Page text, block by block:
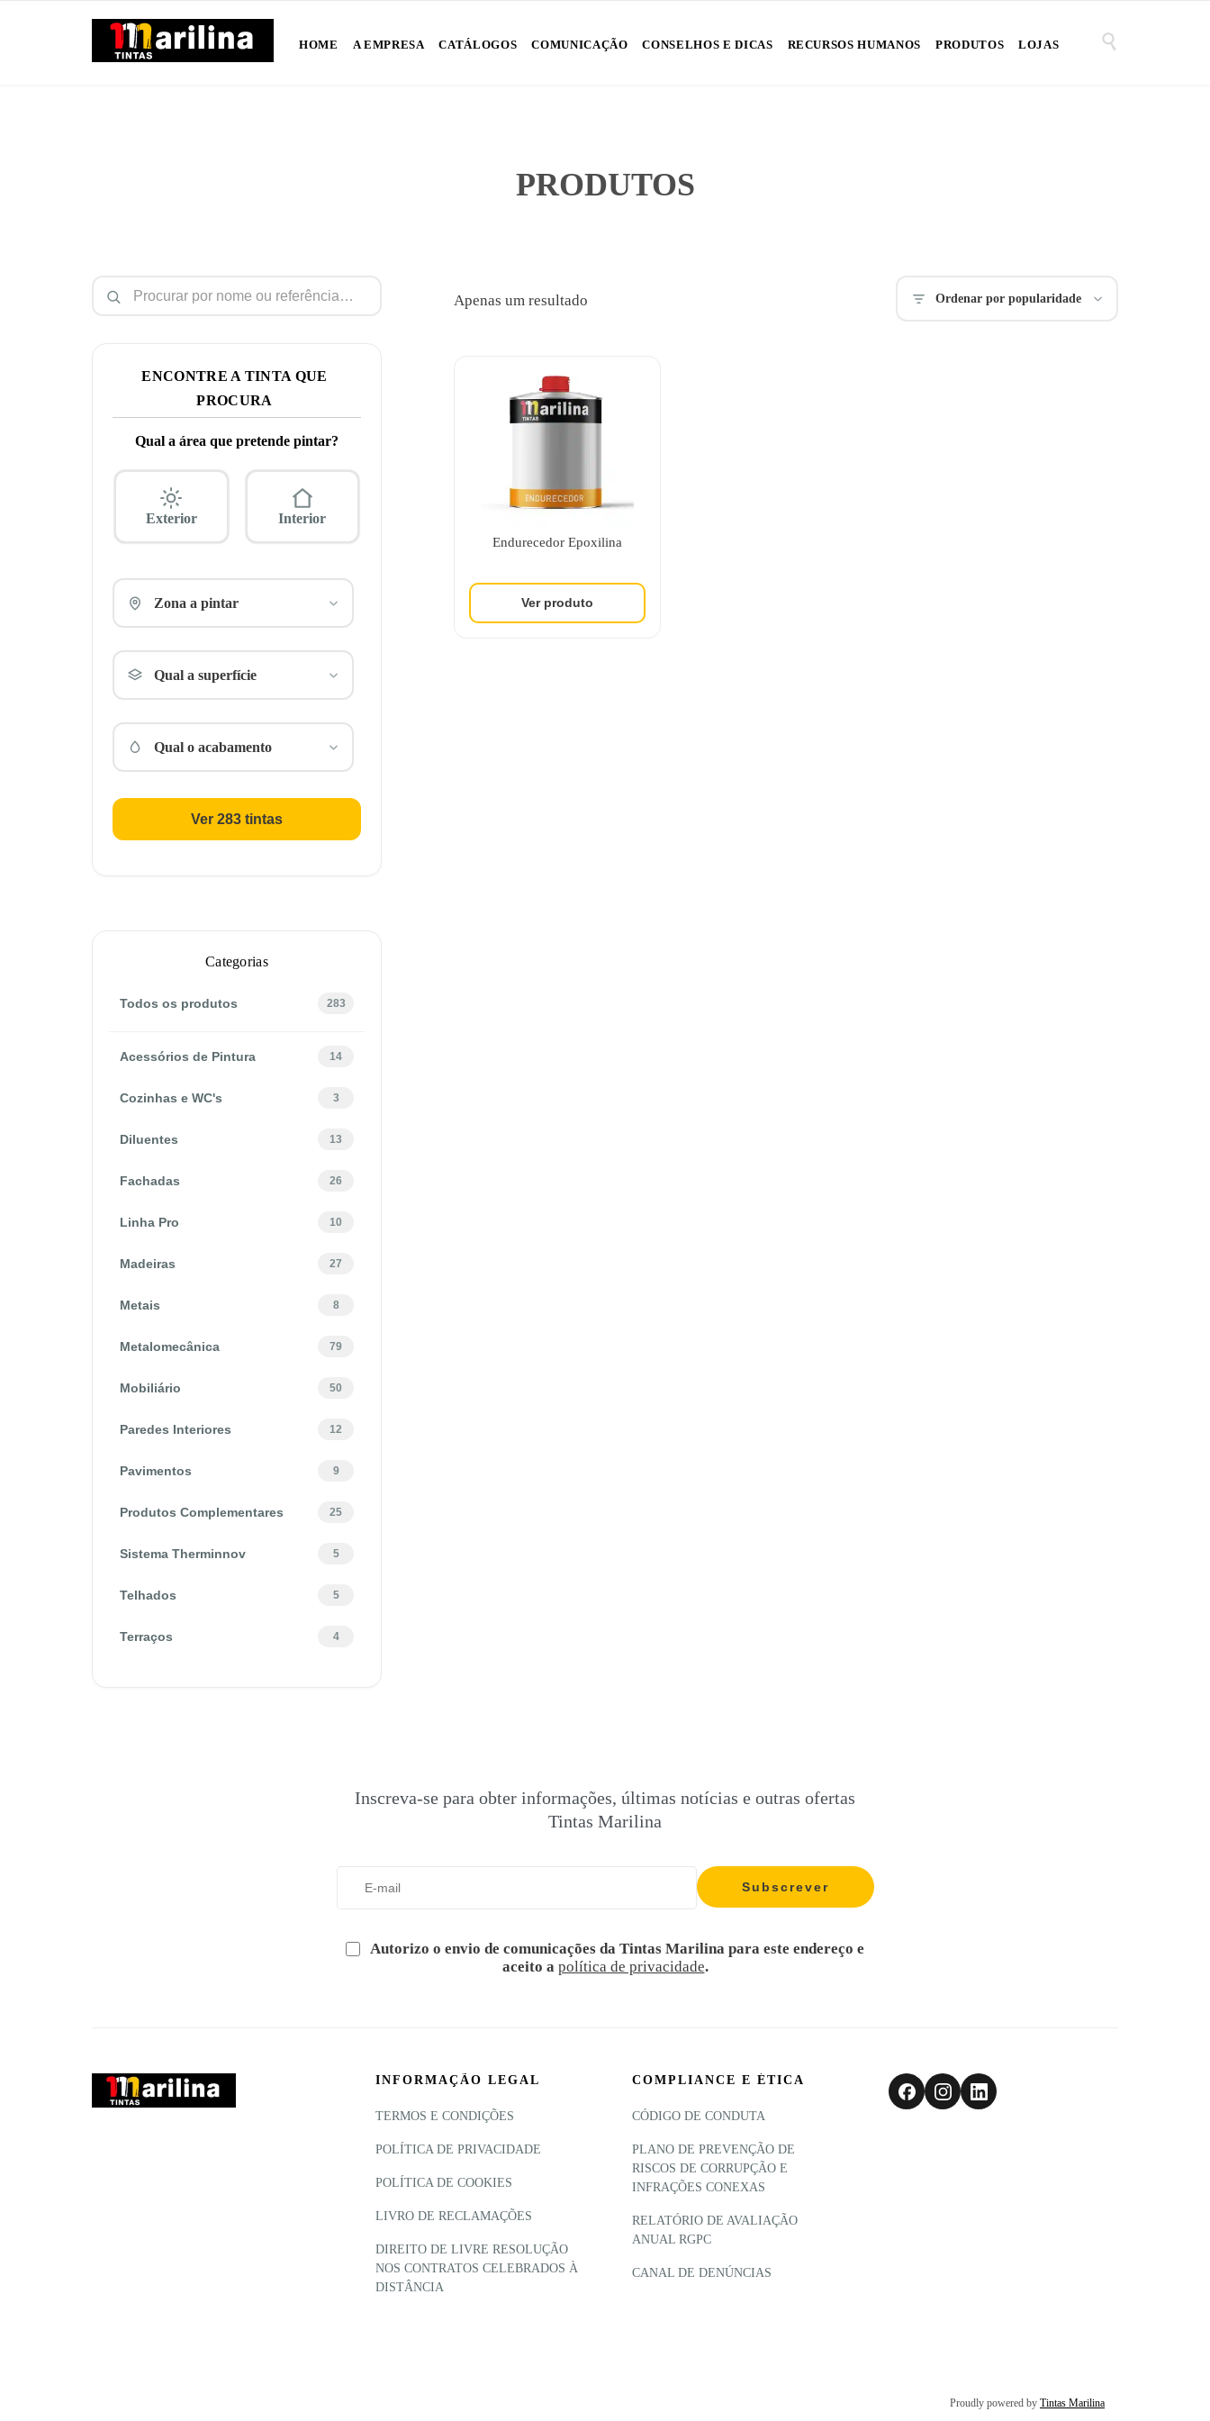
to
HOME A EMPRESA CATÁLOGOS COMUNICAÇÃO CONSELHOS E DICAS RECURSOS HUMANOS PRODUTOS LOJAS 
PRODUTOS
ENCONTRE A TINTA QUE
PROCURA
Qual a área que pretende pintar?
Exterior Interior
Zona a pintar
Qual a superfície
Qual o acabamento
Ver 283 tintas
Categorias
Todos os produtos 283
Acessórios de Pintura 14
Cozinhas e WC's 3
Diluentes 13
Fachadas 26
Linha Pro 10
Madeiras 27
Metais 8
Metalomecânica 79
Mobiliário 50
Paredes Interiores 12
Pavimentos 9
Produtos Complementares 25
Sistema Therminnov 5
Telhados 5
Terraços 4
Apenas um resultado Ordenar por popularidade
Endurecedor Epoxilina
Inscreva-se para obter informações, últimas notícias e outras ofertas
Tintas Marilina
Autorizo o envio de comunicações da Tintas Marilina para este endereço e
aceito a política de privacidade.
INFORMAÇÃO LEGAL
TERMOS E CONDIÇÕES
POLÍTICA DE PRIVACIDADE
POLÍTICA DE COOKIES
LIVRO DE RECLAMAÇÕES
DIREITO DE LIVRE RESOLUÇÃO
NOS CONTRATOS CELEBRADOS À
DISTÂNCIA
COMPLIANCE E ÉTICA
CÓDIGO DE CONDUTA
PLANO DE PREVENÇÃO DE
RISCOS DE CORRUPÇÃO E
INFRAÇÕES CONEXAS
RELATÓRIO DE AVALIAÇÃO
ANUAL RGPC
CANAL DE DENÚNCIAS
Proudly powered by Tintas Marilina